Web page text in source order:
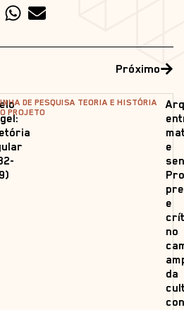
Próximo
DE PESQUISA TEORIA E HISTÓRIA
PROJETO
e
e
no
da